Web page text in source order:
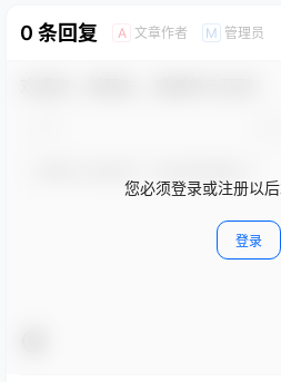
0 条回复 A 文章作者 M 管理员
您必须登录或注册以
登录